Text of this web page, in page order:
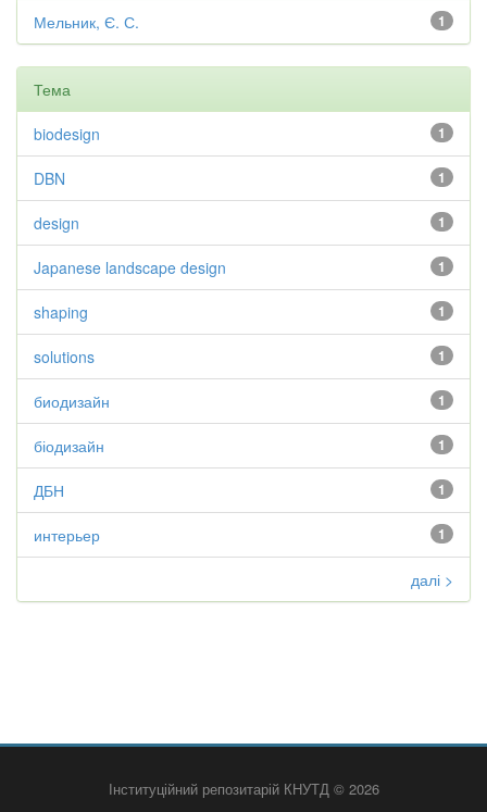
1
Мельник, Є. С.
Тема
1
biodesign
1
DBN
1
design
1
Japanese landscape design
1
shaping
1
solutions
1
биодизайн
1
біодизайн
1
ДБН
1
интерьер
далі >
Інституційний репозитарій КНУТД © 2026